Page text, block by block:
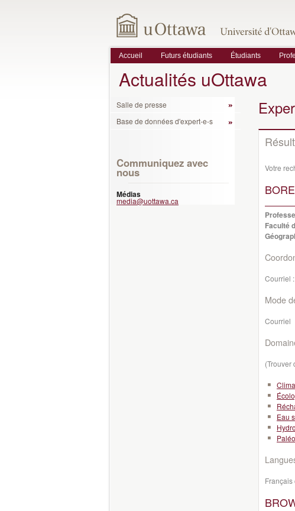
Accueil Futurs étudiants Étudiants
Actualités uOttawa
Salle de presse
Base de données d'expert-e-s
Communiquez avec
nous
Médias
media@uottawa.ca
Votre
Faculté
Courriel :
Mode
Courriel
(Trouver
Eau